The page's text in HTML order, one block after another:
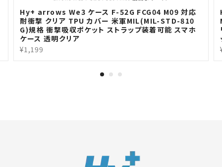
Hy+ arrows We3 ケース F-52G FCG04 M09 対応
耐衝撃 クリア TPU カバー 米軍MIL(MIL-STD-810
G)規格 衝撃吸収ポケット ストラップ装着可能 スマホ
ケース 透明クリア
¥1,199